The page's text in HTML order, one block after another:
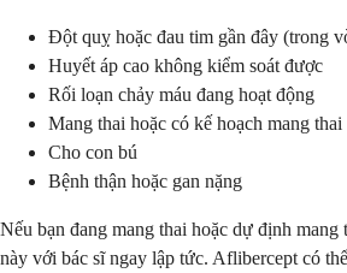
Đột quỵ hoặc đau tim gần đây (trong
Huyết áp cao không kiểm soát được
Rối loạn chảy máu đang hoạt động
Mang thai hoặc có kế hoạch mang thai
Cho con bú
Bệnh thận hoặc gan nặng
Nếu bạn đang mang thai hoặc dự định mang
này với bác sĩ ngay lập tức. Aflibercept có